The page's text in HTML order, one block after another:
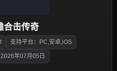
合击传奇
支持平台：PC,安卓,iOS
年07月05日